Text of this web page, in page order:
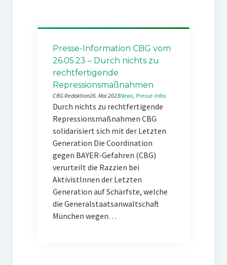
Presse-Information CBG vom
26.05.23 – Durch nichts zu
rechtfertigende
Repressionsmaßnahmen
CBG Redaktion26. Mai 2023News, Presse-Infos
Durch nichts zu rechtfertigende
Repressionsmaßnahmen CBG
solidarisiert sich mit der Letzten
Generation Die Coordination
gegen BAYER-Gefahren (CBG)
verurteilt die Razzien bei
AktivistInnen der Letzten
Generation auf Schärfste, welche
die Generalstaatsanwaltschaft
München wegen…